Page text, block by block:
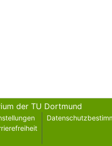
der TU Dortmund